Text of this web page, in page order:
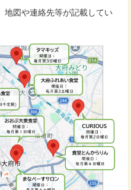
地図や連絡先等が記載してい